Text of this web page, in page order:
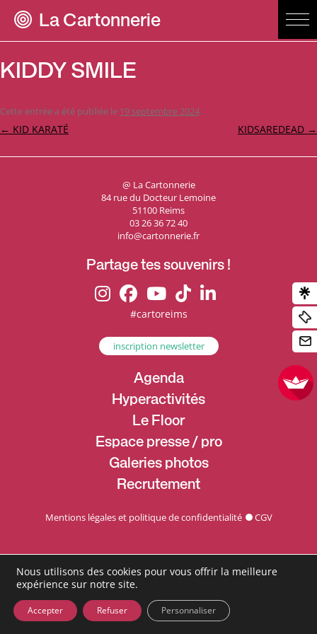
La Cartonnerie
KIDDY SMILE
Cette entrée a été publiée le 19 septembre 2024 .
Navigation
← KID KARATÉ KIDSAREDEAD →
@ La Cartonnerie
84 rue du Docteur Lemoine
51100 Reims
03 26 36 72 40
info@cartonnerie.fr
Partage tes souvenirs !
#cartoreims
inscription newsletter
Agenda
Hyperactivités
Le Floor
Espace presse / pro
Galeries photos
Recrutement
Mentions légales et politique de confidentialité CGV
Nous utilisons des cookies pour vous offrir la meilleure
expérience sur notre site.
Accepter Refuser Personnaliser